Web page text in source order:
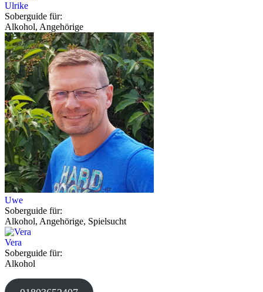
Ulrike
Soberguide für:
Alkohol, Angehörige
Uwe
Soberguide für:
Alkohol, Angehörige, Spielsucht
Vera
Soberguide für:
Alkohol